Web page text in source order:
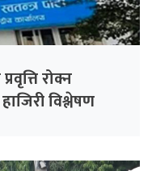
रोक्न
विश्लेषण